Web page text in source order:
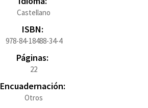
Castellano
ISBN:
978-84-18488-34-4
Páginas:
22
Encuadernación:
Otros